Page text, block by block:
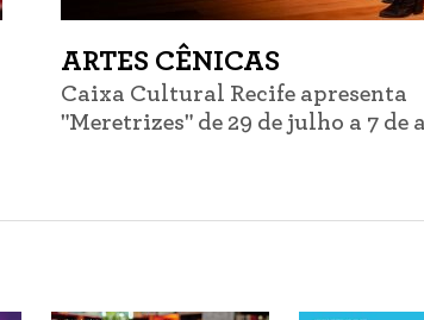
ARTES CÊNICAS
Caixa Cultural Recife apresenta
"Meretrizes" de 29 de julho a 7 de